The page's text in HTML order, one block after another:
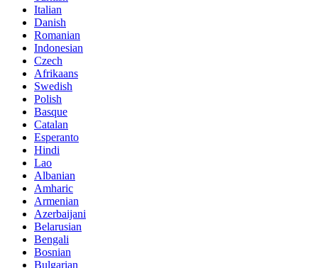
Italian
Danish
Romanian
Indonesian
Czech
Afrikaans
Swedish
Polish
Basque
Catalan
Esperanto
Hindi
Lao
Albanian
Amharic
Armenian
Azerbaijani
Belarusian
Bengali
Bosnian
Bulgarian